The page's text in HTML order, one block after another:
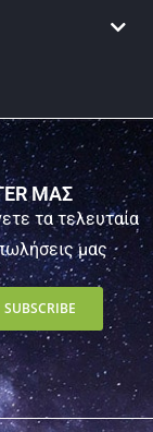
ΜΑΣ
τα τελευταία
μας